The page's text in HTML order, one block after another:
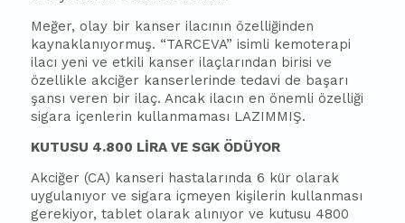
Meğer, olay bir kanser ilacının özelliğinden
kaynaklanıyormuş. “TARCEVA” isimli kemoterapi
ilacı yeni ve etkili kanser ilaçlarından birisi ve
özellikle akciğer kanserlerinde tedavi de başarı
şansı veren bir ilaç. Ancak ilacın en önemli özelliği
sigara içenlerin kullanmaması LAZIMMIŞ.
KUTUSU 4.800 LİRA VE SGK ÖDÜYOR
Akciğer (CA) kanseri hastalarında 6 kür olarak
uygulanıyor ve sigara içmeyen kişilerin kullanması
gerekiyor, tablet olarak alınıyor ve kutusu 4800